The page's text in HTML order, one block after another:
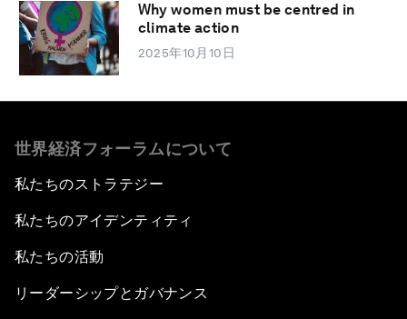
Why women must be centred in
climate action
2025年10月10日
世界経済フォーラムについて
私たちのストラテジー
私たちのアイデンティティ
私たちの活動
リーダーシップとガバナンス